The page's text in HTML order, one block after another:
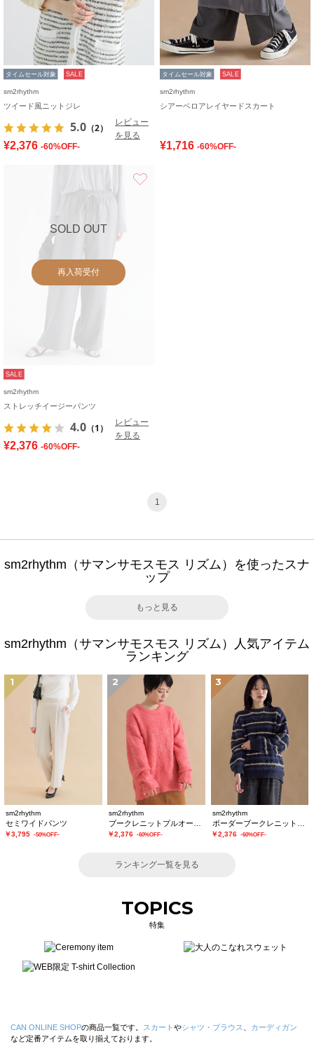
タイムセール対象 SALE
sm2rhythm
ツイード風ニットジレ
5.0 （2）
レビュー
を見る
¥2,376 -60%OFF-
タイムセール対象 SALE
sm2rhythm
シアーベロアレイヤードスカート
¥1,716 -60%OFF-
SOLD OUT
再入荷受付
SALE
sm2rhythm
ストレッチイージーパンツ
4.0 （1）
レビュー
を見る
¥2,376 -60%OFF-
1
sm2rhythm（サマンサモスモス リズム）を使ったスナ
ップ
もっと見る
sm2rhythm（サマンサモスモス リズム）人気アイテム
ランキング
1
sm2rhythm
セミワイドパンツ
￥3,795 -50%OFF-
2
sm2rhythm
￥2,376 -60%OFF-
3
sm2rhythm
￥2,376 -60%OFF-
ランキング一覧を見る
TOPICS
特集
CAN ONLINE SHOPの商品一覧です。 スカート やシャツ・ブラウス
カーディガン
など定番アイテムを取り揃えております。